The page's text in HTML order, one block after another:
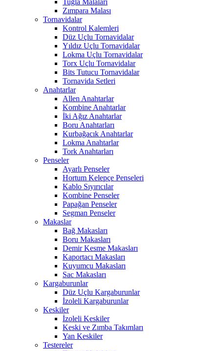
Tuğla Malaları
Zımpara Malası
Tornavidalar
Kontrol Kalemleri
Düz Uçlu Tornavidalar
Yıldız Uçlu Tornavidalar
Lokma Uçlu Tornavidalar
Torx Uçlu Tornavidalar
Bits Tutucu Tornavidalar
Tornavida Setleri
Anahtarlar
Allen Anahtarlar
Kombine Anahtarlar
İki Ağız Anahtarlar
Boru Anahtarları
Kurbağacık Anahtarlar
Lokma Anahtarlar
Tork Anahtarları
Penseler
Ayarlı Penseler
Hortum Kelepçe Penseleri
Kablo Sıyırıcılar
Kombine Penseler
Papağan Penseler
Segman Penseler
Makaslar
Bağ Makasları
Boru Makasları
Demir Kesme Makasları
Kaportacı Makasları
Kuyumcu Makasları
Sac Makasları
Kargaburunlar
Düz Uçlu Kargaburunlar
İzoleli Kargaburunlar
Keskiler
İzoleli Keskiler
Keski ve Zımba Takımları
Yan Keskiler
Testereler